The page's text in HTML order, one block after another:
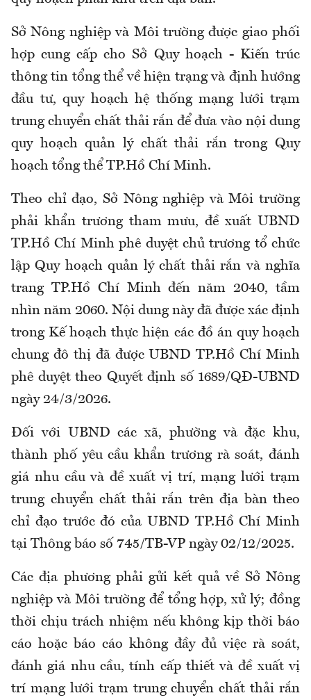
Sở Nông nghiệp và Môi trường được giao phối
hợp cung cấp cho Sở Quy hoạch - Kiến trúc
thông tin tổng thể về hiện trạng và định hướng
đầu tư, quy hoạch hệ thống mạng lưới trạm
trung chuyển chất thải rắn để đưa vào nội dung
quy hoạch quản lý chất thải rắn trong Quy
hoạch tổng thể TP.Hồ Chí Minh.
Theo chỉ đạo, Sở Nông nghiệp và Môi trường
phải khẩn trương tham mưu, đề xuất UBND
TP.Hồ Chí Minh phê duyệt chủ trương tổ chức
lập Quy hoạch quản lý chất thải rắn và nghĩa
trang TP.Hồ Chí Minh đến năm 2040, tầm
nhìn năm 2060. Nội dung này đã được xác định
trong Kế hoạch thực hiện các đồ án quy hoạch
chung đô thị đã được UBND TP.Hồ Chí Minh
phê duyệt theo Quyết định số 1689/QĐ-UBND
ngày 24/3/2026.
Đối với UBND các xã, phường và đặc khu,
thành phố yêu cầu khẩn trương rà soát, đánh
giá nhu cầu và đề xuất vị trí, mạng lưới trạm
trung chuyển chất thải rắn trên địa bàn theo
chỉ đạo trước đó của UBND TP.Hồ Chí Minh
tại Thông báo số 745/TB-VP ngày 02/12/2025.
Các địa phương phải gửi kết quả về Sở Nông
nghiệp và Môi trường để tổng hợp, xử lý; đồng
thời chịu trách nhiệm nếu không kịp thời báo
cáo hoặc báo cáo không đầy đủ việc rà soát,
đánh giá nhu cầu, tính cấp thiết và đề xuất vị
trí mạng lưới trạm trung chuyển chất thải rắn